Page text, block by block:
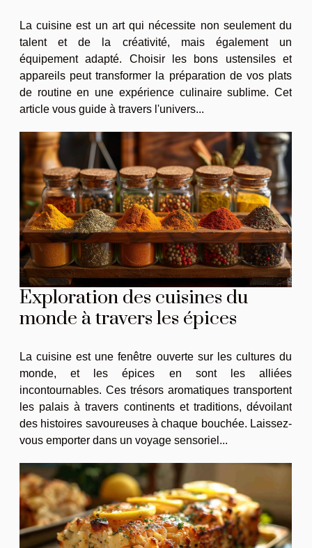
La cuisine est un art qui nécessite non seulement du
talent et de la créativité, mais également un
équipement adapté. Choisir les bons ustensiles et
appareils peut transformer la préparation de vos plats
de routine en une expérience culinaire sublime. Cet
article vous guide à travers l'univers...
Exploration des cuisines du
monde à travers les épices
La cuisine est une fenêtre ouverte sur les cultures du
monde, et les épices en sont les alliées
incontournables. Ces trésors aromatiques transportent
les palais à travers continents et traditions, dévoilant
des histoires savoureuses à chaque bouchée. Laissez-
vous emporter dans un voyage sensoriel...